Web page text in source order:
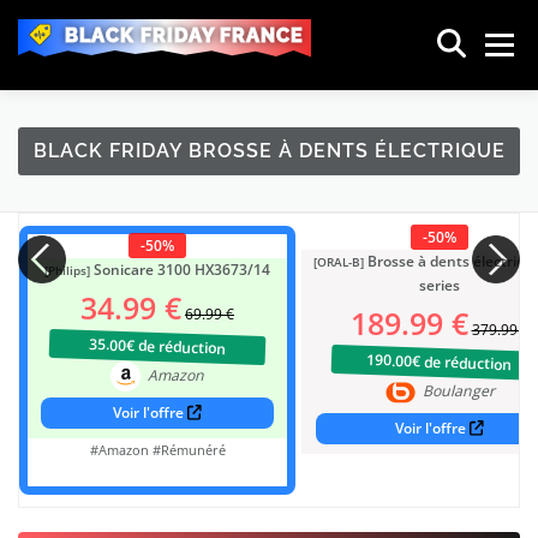
BLACK FRIDAY FRANCE Menu
🔥 TOP DEALS TRIÉS DU BLACK FRIDAY 2025
🏆 NOTRE TOP 25
📱 TÉLÉPHONIE & INTERNET
📺 ELECTROMÉNAGER / TV / HI-FI
👚 MODE : VÊTEMENTS & CHAUSSURES
🖱 INFORMATIQUE & OBJETS CONNECTÉS
BLACK FRIDAY BROSSE À DENTS ÉLECTRIQUE
-50%
[Philips] Sonicare 3100 HX3673/14
34.99 €69.99 €
35.00€ de réduction
Amazon
Voir l'offre
#Amazon #Rémunéré
-50%
[ORAL-B]Brosse à dents
series
189.99 €379.99 €
190.00€ de réduction
Boulanger
Voir l'offre